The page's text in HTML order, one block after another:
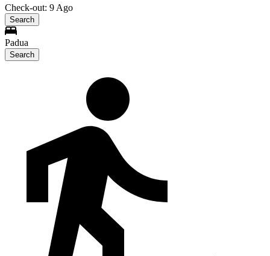
Check-out: 9 Ago
Search
Padua
Search